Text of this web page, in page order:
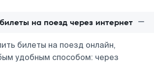
на поезд через интернет
билеты на поезд онлайн,
удобным способом: через